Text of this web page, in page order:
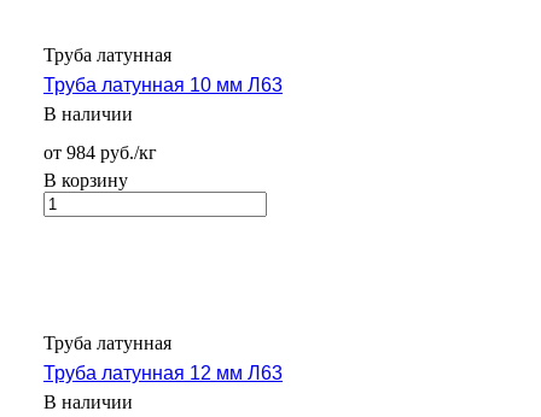
Труба латунная
Труба латунная 10 мм Л63
В наличии
от 984 руб./кг
В корзину
Труба латунная
Труба латунная 12 мм Л63
В наличии